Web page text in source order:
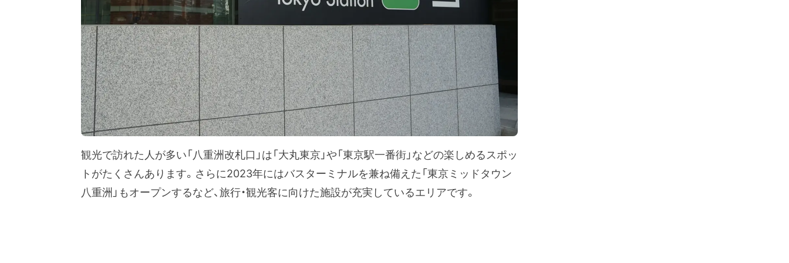
観光で訪れた人が多い「八重洲改札口」は「大丸東京」や「東京駅一番街」などの楽しめるスポッ
トがたくさんあります。さらに2023年にはバスターミナルを兼ね備えた「東京ミッドタウン
八重洲」もオープンするなど、旅行・観光客に向けた施設が充実しているエリアです。